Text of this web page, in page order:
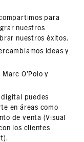
para
nuestros
nuestros éxitos.
ideas y
O'Polo y
digital puedes
en áreas como
de venta (Visual
los clientes